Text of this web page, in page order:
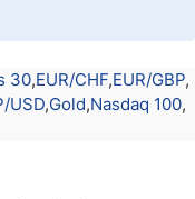
30 EUR/CHF EUR/GBP
USD Gold Nasdaq 100